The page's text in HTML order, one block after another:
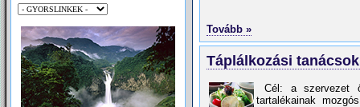
Tovább »
Táplálkozási
Cél: a szervezet
tartalékainak